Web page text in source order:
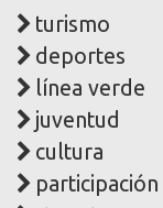
turismo
deportes
línea verde
juventud
cultura
participación